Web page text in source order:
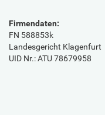
Firmendaten:
FN 588853k
Landesgericht Klagenfurt
UID Nr.: ATU 78679958